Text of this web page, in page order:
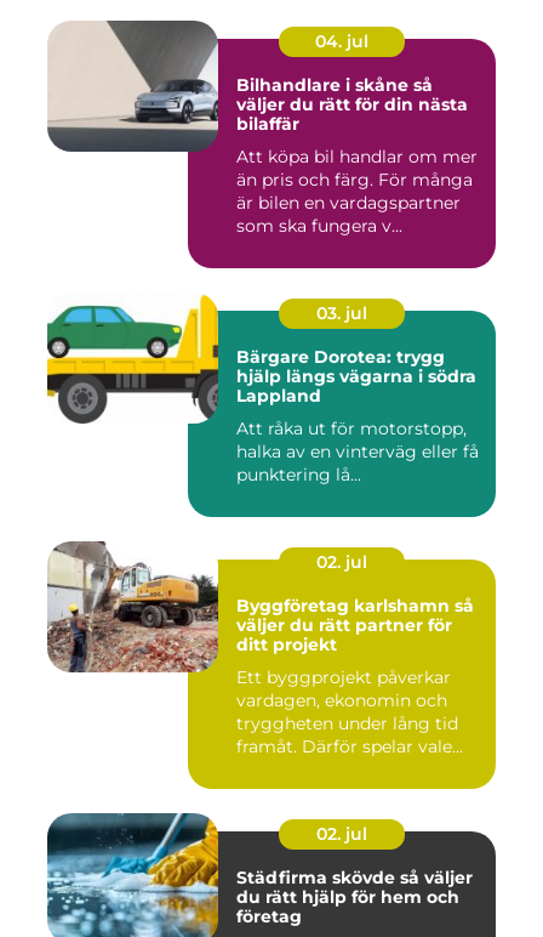
04. jul
Bilhandlare i skåne så
väljer du rätt för din nästa
bilaffär
Att köpa bil handlar om mer
än pris och färg. För många
är bilen en vardagspartner
som ska fungera v...
03. jul
Bärgare Dorotea: trygg
hjälp längs vägarna i södra
Lappland
Att råka ut för motorstopp,
halka av en vinterväg eller få
punktering lå...
02. jul
Byggföretag karlshamn så
väljer du rätt partner för
ditt projekt
Ett byggprojekt påverkar
vardagen, ekonomin och
tryggheten under lång tid
framåt. Därför spelar vale...
02. jul
Städfirma skövde så väljer
du rätt hjälp för hem och
företag